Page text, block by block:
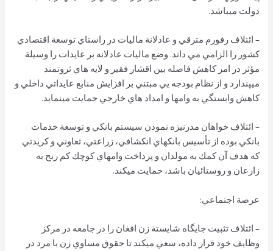
دولت ميباشد.
– ائتلاف رفورم مترقي و عادلانة ماليات در راستاي توسعة اقتصادي
كشور را الزامي مي داند. وضع ماليات عادلانه بر عايدات را وسيلة
مؤثر در امر كاهش فاصله بين اقشار فقير و لايه هاي ثروتمند
ميپندارد و از نظام بودجه يي مبتني بر افزايش منابع عايداتي داخلي و
كاهش وابستگي به وامها و امداد هاي خارجي حمايت مينمايد.
– ائتلاف خواهان مدرنيزه نمودن سيستم بانكي و توسعة خدمات
بانكي بوده از تأسيس بانكهاي انكشافي، زراعتي، تعاوني و كريدتي
كه هدف آن كمك به مولدان و پرداخت وامهاي كوچك كم ربح به
زارعان و روستائيان باشد، حمايت ميكند.
عرصة اجتماعي:
– ائتلاف تثبيت جايگاه شايستة زن افغان را در جامعه در مركز
وظايف خود قرار داده، سعي ميكند تا حقوق مساوي زن با مرد در